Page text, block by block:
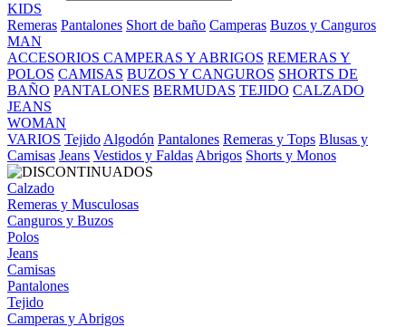
KIDS
Remeras Pantalones Short de baño Camperas Buzos y Canguros
MAN
ACCESORIOS CAMPERAS Y ABRIGOS REMERAS Y
POLOS CAMISAS BUZOS Y CANGUROS SHORTS DE
BAÑO PANTALONES BERMUDAS TEJIDO CALZADO
JEANS
WOMAN
VARIOS Tejido Algodón Pantalones Remeras y Tops Blusas y
Camisas Jeans Vestidos y Faldas Abrigos Shorts y Monos
Calzado
Remeras y Musculosas
Canguros y Buzos
Polos
Jeans
Camisas
Pantalones
Tejido
Camperas y Abrigos